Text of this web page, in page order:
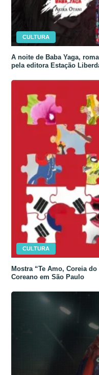
CULTURA
A noite de Baba Yaga,
pela editora Estação
CULTURA
Mostra “Te Amo, Coreia
Coreano em São Paulo